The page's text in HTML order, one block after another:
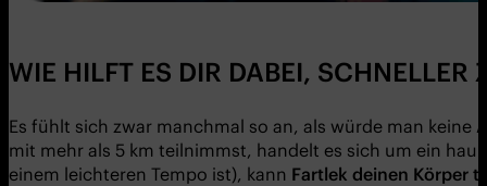
WIE HILFT ES DIR DABEI, SCHNELLER
Es fühlt sich zwar manchmal so an, als würde man
mit mehr als 5 km teilnimmst, handelt es sich um ein
einem leichteren Tempo ist), kann Fartlek deinen Körper